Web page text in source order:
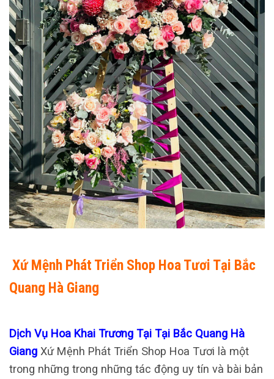
Xứ Mệnh Phát Triển Shop Hoa Tươi Tại Bắc
Quang Hà Giang
Dịch Vụ Hoa Khai Trương Tại Tại Bắc Quang Hà
Giang Xứ Mệnh Phát Triển Shop Hoa Tươi là một
trong những trong những tác động uy tín và bài bản